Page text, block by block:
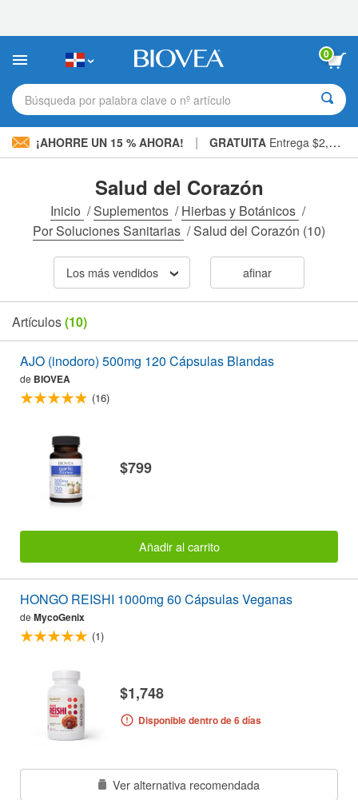
sitio
incluye
sistema
de
0
Búsqueda por palabra clave o nº artículo
¡AHORRE UN 15 % AHORA! | GRATUITA Entrega $2,600 »
Salud del Corazón
Inicio /Suplementos /Hierbas y Botánicos /
Por Soluciones Sanitarias /Salud del Corazón (10)
Los más vendidos afinar
Artículos(10)
AJO (inodoro) 500mg 120 Cápsulas Blandas
de BIOVEA
(16)
$799
Añadir al carrito
HONGO REISHI 1000mg 60 Cápsulas Veganas
de MycoGenix
(1)
$1,748
Disponible dentro de 6 días
Ver alternativa recomendada